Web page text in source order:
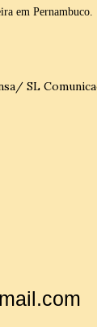
em Pernambuco.
SL